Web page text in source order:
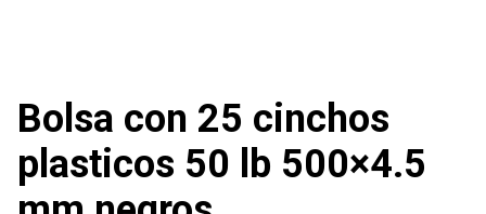
Bolsa con 25 cinchos
plasticos 50 lb 500×4.5